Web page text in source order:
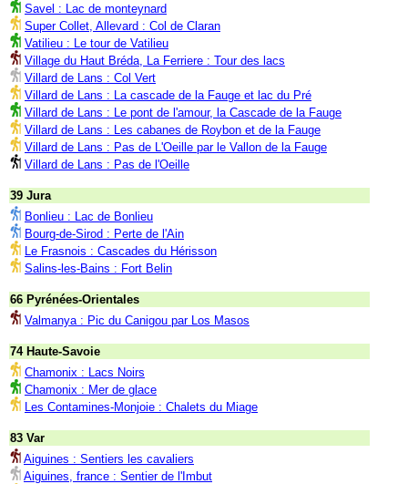
Savel : Lac de monteynard
Super Collet, Allevard : Col de Claran
Vatilieu : Le tour de Vatilieu
Village du Haut Bréda, La Ferriere : Tour des lacs
Villard de Lans : Col Vert
Villard de Lans : La cascade de la Fauge et lac du Pré
Villard de Lans : Le pont de l'amour, la Cascade de la Fauge
Villard de Lans : Les cabanes de Roybon et de la Fauge
Villard de Lans : Pas de L'Oeille par le Vallon de la Fauge
Villard de Lans : Pas de l'Oeille
39 Jura
Bonlieu : Lac de Bonlieu
Bourg-de-Sirod : Perte de l'Ain
Le Frasnois : Cascades du Hérisson
Salins-les-Bains : Fort Belin
66 Pyrénées-Orientales
Valmanya : Pic du Canigou par Los Masos
74 Haute-Savoie
Chamonix : Lacs Noirs
Chamonix : Mer de glace
Les Contamines-Monjoie : Chalets du Miage
83 Var
Aiguines : Sentiers les cavaliers
Aiguines, france : Sentier de l'Imbut